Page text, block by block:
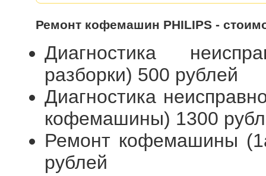
Ремонт кофемашин PHILIPS -
Диагностика
разборки) 500 рублей
Диагностика
кофемашины) 1300
Ремонт кофемашины
рублей